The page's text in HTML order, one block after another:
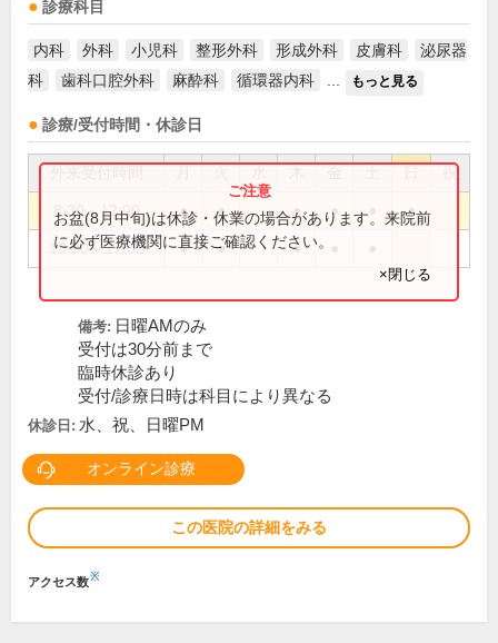
診療科目
内科 外科 小児科 整形外科 形成外科 皮膚科
泌尿器
科
歯科口腔外科 麻酔科 循環器内科 もっと見る
診療/受付時間・休診日
祝
8:30～12:00 ● ● ● ● ●
13:30～17:30 ● ● ●
お盆(8月中旬)は休診・休業の場合があります。来院前
に必ず医療機関に直接ご確認ください。
×閉じる
備考: 日曜AMのみ
受付は30分前まで
臨時休診あり
受付/診療日時は科目により異なる
休診日: 水、祝、日曜PM
オンライン診療
この医院の詳細をみる
アクセス数※